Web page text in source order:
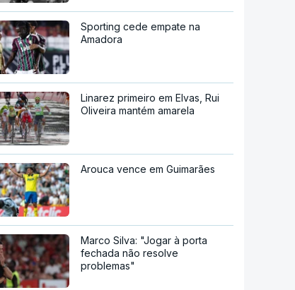
Sporting cede empate na
Amadora
Linarez primeiro em Elvas, Rui
Oliveira mantém amarela
Arouca vence em Guimarães
Marco Silva: "Jogar à porta
fechada não resolve
problemas"